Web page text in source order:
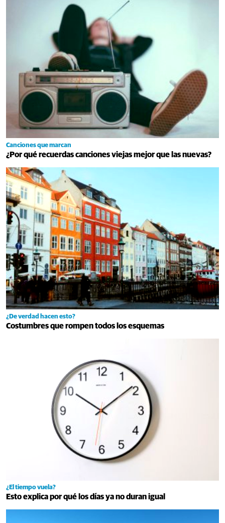
Canciones que marcan
¿Por qué recuerdas canciones viejas mejor que las nuevas?
¿De verdad hacen esto?
Costumbres que rompen todos los esquemas
¿El tiempo vuela?
Esto explica por qué los días ya no duran igual